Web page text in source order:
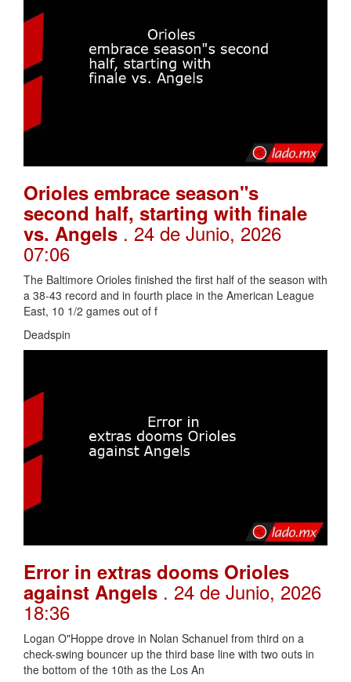
Orioles embrace season"s
second half, starting with finale
vs. Angels . 24 de Junio, 2026
07:06
The Baltimore Orioles finished the first half of the season with
a 38-43 record and in fourth place in the American League
East, 10 1/2 games out of f
Deadspin
Error in extras dooms Orioles
against Angels . 24 de Junio, 2026
18:36
Logan O"Hoppe drove in Nolan Schanuel from third on a
check-swing bouncer up the third base line with two outs in
the bottom of the 10th as the Los An